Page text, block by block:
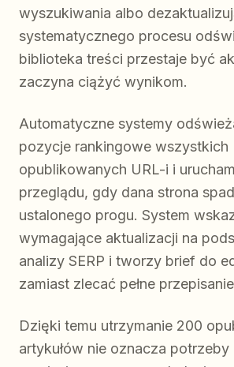
wyszukiwania albo
systematycznego procesu
biblioteka treści przestaje być
zaczyna ciążyć wynikom.
Automatyczne systemy
pozycje rankingowe wszystkich
opublikowanych URL-i i
przeglądu, gdy dana strona
ustalonego progu. System
wymagające aktualizacji na
analizy SERP i tworzy brief do
zamiast zlecać pełne
Dzięki temu utrzymanie 200
artykułów nie oznacza potrzeby